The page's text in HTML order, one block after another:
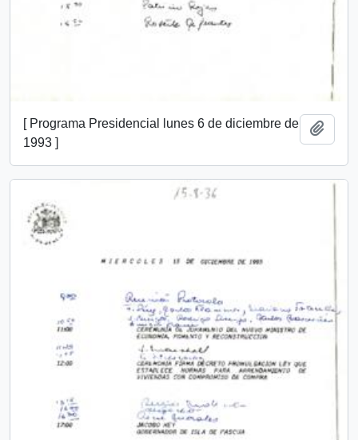
[ Programa Presidencial lunes 6 de diciembre de
1993 ]